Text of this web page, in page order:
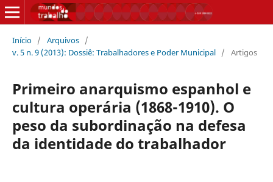
Início / Arquivos /
v. 5 n. 9 (2013): Dossiê: Trabalhadores e Poder Municipal / Artigos
Primeiro anarquismo espanhol e
cultura operária (1868-1910). O
peso da subordinação na defesa
da identidade do trabalhador